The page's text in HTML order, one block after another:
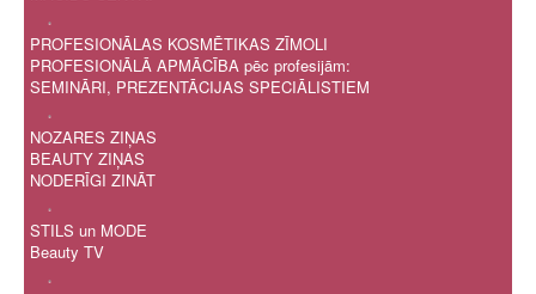
.
PROFESIONĀLAS KOSMĒTIKAS ZĪMOLI
PROFESIONĀLĀ APMĀCĪBA pēc profesijām:
SEMINĀRI, PREZENTĀCIJAS SPECIĀLISTIEM
.
NOZARES ZIŅAS
BEAUTY ZIŅAS
NODERĪGI ZINĀT
.
STILS un MODE
Beauty TV
.